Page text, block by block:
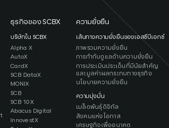
ธุรกิจของ SCBX
บริษัทใน SCBX
Alpha X
AutoX
CardX
SCB DataX
MONIX
SCB
SCB 10X
Abacus Digital
InnovestX
ความยั่งยืน
เส้นทางความยั่งยืนของเอสซีบีเอกซ์
ภาพรวมความยั่งยืน
การกำกับดูแลด้านความยั่งยืน
การประเมินประเด็นที่มีนัยสำคัญ
และมูลค่าผลกระทบทางธุรกิจ
นโยบายความยั่งยืน
ความมุ่งมั่น
เมล็ดพันธุ์ดิจิทัล
สังคมแห่งโอกาส
เศรษฐกิจเพื่ออนาคต